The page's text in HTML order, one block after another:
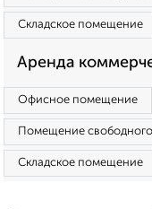
Складское помещение
Аренда
Офисное помещение
Помещение
Складское помещение